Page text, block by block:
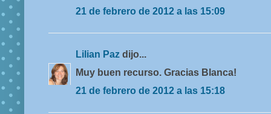
21 de febrero de 2012 a las 15:09
Lilian Paz dijo...
Muy buen recurso. Gracias Blanca!
21 de febrero de 2012 a las 15:18